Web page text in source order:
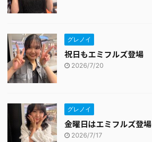
グレノイ
祝日もエミフルズ登場
2026/7/20
グレノイ
金曜日はエミフルズ登場
2026/7/17